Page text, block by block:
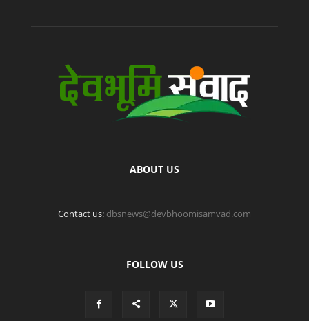
ABOUT US
Contact us: dbsnews@devbhoomisamvad.com
FOLLOW US